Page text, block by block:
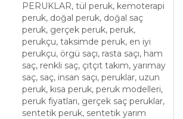
PERUKLAR, tül peruk, kemoterapi
peruk, doğal peruk, doğal saç
peruk, gerçek peruk, peruk,
perukçu, taksimde peruk, en iyi
perukçu, örgü saçı, rasta saçı, ham
saç, renkli saç, çıtçıt takım, yarımay
saç, saç, insan saçı, peruklar, uzun
peruk, kısa peruk, peruk modelleri,
peruk fiyatları, gerçek saç peruklar,
sentetik peruk, sentetik yarım